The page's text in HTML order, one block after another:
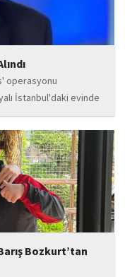
operasyonu
İstanbul'daki evinde
Bozkurt’tan